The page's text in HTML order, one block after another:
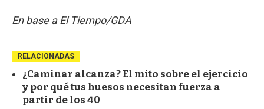
En base a El Tiempo/GDA
RELACIONADAS
¿Caminar alcanza? El mito sobre el ejercicio
y por qué tus huesos necesitan fuerza a
partir de los 40